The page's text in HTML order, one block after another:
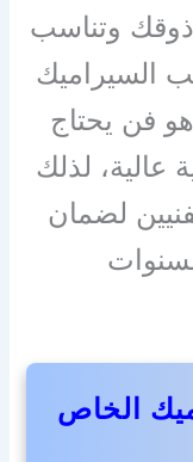
ذوقك وتناسب
السيراميك
فن يحتاج
لذلك
لضمان
الخاص